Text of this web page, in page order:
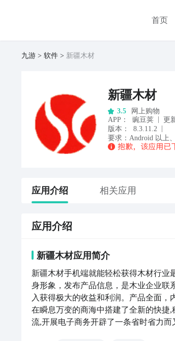
首页
九游 软件 新疆木材
新疆木材
3.5
网上购物
APP ： 豌豆荚 | 更
版本：
8.3.11.2
|
要求： Android 以上
应用介绍 相关应用
应用介绍
新疆木材应用简介
新疆木材手机端就能轻松获得木材行业
身形象，发布产品信息，是木业企业联
入获得极大的收益和利润。产品全面
在瞬息万变的商海中搭建了全新的快捷
流,开展电子商务开辟了一条省时省力而